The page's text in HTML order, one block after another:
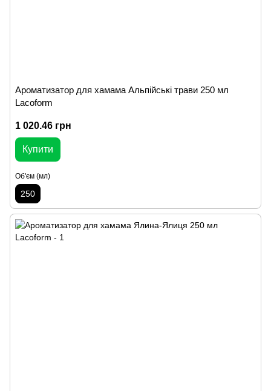
Ароматизатор для хамама Альпійські трави 250 мл
Lacoform
1 020.46 грн
Купити
Об'єм (мл)
250